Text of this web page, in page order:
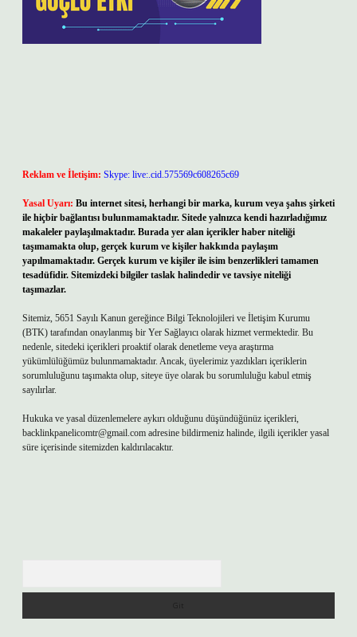
Reklam ve İletişim: Skype: live:.cid.575569c608265c69
Yasal Uyarı: Bu internet sitesi, herhangi bir marka, kurum veya şahıs şirketi
ile hiçbir bağlantısı bulunmamaktadır. Sitede yalnızca kendi hazırladığımız
makaleler paylaşılmaktadır. Burada yer alan içerikler haber niteliği
taşımamakta olup, gerçek kurum ve kişiler hakkında paylaşım
yapılmamaktadır. Gerçek kurum ve kişiler ile isim benzerlikleri tamamen
tesadüfidir. Sitemizdeki bilgiler taslak halindedir ve tavsiye niteliği
taşımazlar.
Sitemiz, 5651 Sayılı Kanun gereğince Bilgi Teknolojileri ve İletişim Kurumu
(BTK) tarafından onaylanmış bir Yer Sağlayıcı olarak hizmet vermektedir. Bu
nedenle, sitedeki içerikleri proaktif olarak denetleme veya araştırma
yükümlülüğümüz bulunmamaktadır. Ancak, üyelerimiz yazdıkları içeriklerin
sorumluluğunu taşımakta olup, siteye üye olarak bu sorumluluğu kabul etmiş
sayılırlar.
Hukuka ve yasal düzenlemelere aykırı olduğunu düşündüğünüz içerikleri,
backlinkpanelicomtr@gmail.com adresine bildirmeniz halinde, ilgili içerikler yasal
süre içerisinde sitemizden kaldırılacaktır.